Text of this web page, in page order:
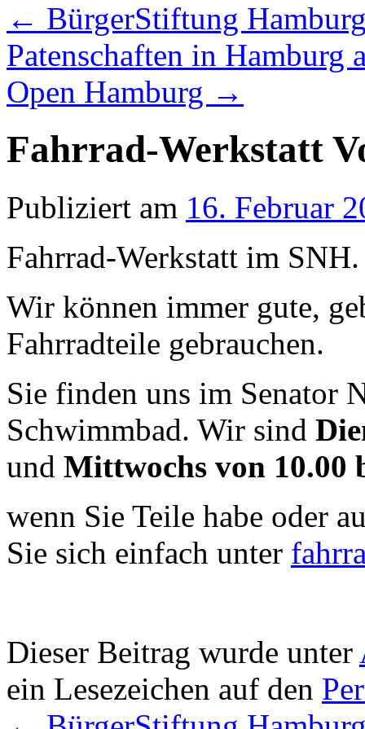
← BürgerStiftung
Patenschaften in Hamburg
Open Hamburg →
Fahrrad-Werkstatt
Publiziert am 16. Februar
Fahrrad-Werkstatt im SNH.
Wir können immer gute,
Fahrradteile gebrauchen.
Sie finden uns im Senator
Schwimmbad. Wir sind
und Mittwochs von 10.00
wenn Sie Teile habe oder
Sie sich einfach unter
Dieser Beitrag wurde unter
ein Lesezeichen auf den